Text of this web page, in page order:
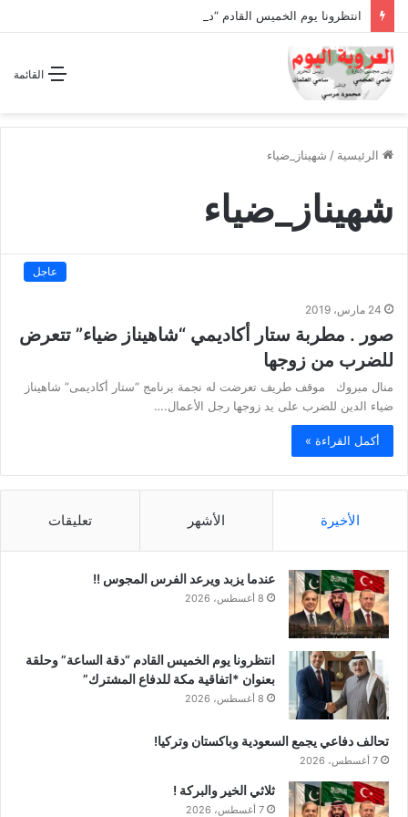
القائمة
الرئيسية / شهيناز_ضياء
شهيناز_ضياء
عاجل
24 مارس، 2019
صور . مطربة ستار أكاديمي “شاهيناز ضياء” تتعرض
للضرب من زوجها
منال مبروك موقف طريف تعرضت له نجمة برنامج “ستار أكاديمى” شاهيناز
ضياء الدين للضرب على يد زوجها رجل الأعمال.…
أكمل القراءة »
الأخيرة الأشهر تعليقات
عندما يزبد ويرعد الفرس المجوس !!
8 أغسطس، 2026
انتظرونا يوم الخميس القادم “دقة الساعة” وحلقة
بعنوان *اتفاقية مكة للدفاع المشترك”
8 أغسطس، 2026
تحالف دفاعي يجمع السعودية وباكستان وتركيا!
7 أغسطس، 2026
ثلاثي الخير والبركة !
7 أغسطس، 2026